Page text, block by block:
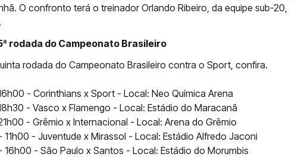
O confronto terá o treinador Orlando Ribeiro, da equipe sub-20,
rodada do Campeonato Brasileiro
rodada do Campeonato Brasileiro contra o Sport, confira.
- Corinthians x Sport - Local: Neo Química Arena
- Vasco x Flamengo - Local: Estádio do Maracanã
- Grêmio x Internacional - Local: Arena do Grêmio
- Juventude x Mirassol - Local: Estádio Alfredo Jaconi
- São Paulo x Santos - Local: Estádio do Morumbis